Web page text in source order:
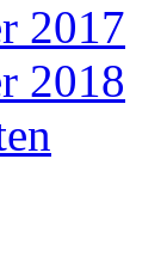
2017
2018